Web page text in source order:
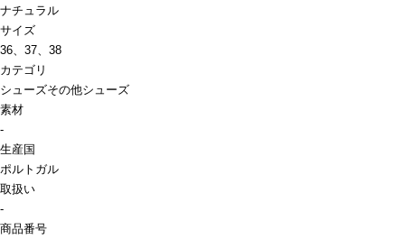
ナチュラル
サイズ
36、37、38
カテゴリ
シューズその他シューズ
素材
-
生産国
ポルトガル
取扱い
-
商品番号